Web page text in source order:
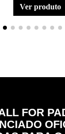
ver produto
FOR